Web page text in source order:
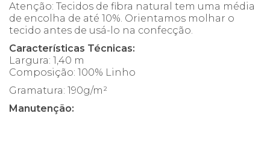
Atenção: Tecidos de fibra natural tem uma média
de encolha de até 10%. Orientamos molhar o
tecido antes de usá-lo na confecção.
Características Técnicas:
Largura: 1,40 m
Composição: 100% Linho
Gramatura: 190g/m²
Manutenção: